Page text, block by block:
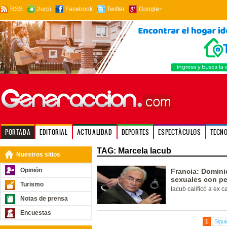
RSS 2urpi Facebook Twitter Google+
PORTADA EDITORIAL ACTUALIDAD DEPORTES ESPECTÁCULOS
Nuestros sitios
Opinión
Turismo
Notas de prensa
Encuestas
TAG: Marcela Iacub
Francia:
sexuales con
Iacub calificó a ex
1